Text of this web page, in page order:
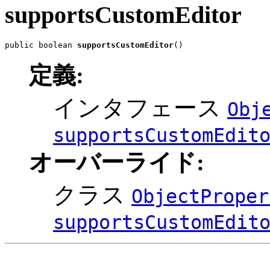
supportsCustomEditor
public boolean supportsCustomEditor()
定義:
インタフェース
オーバーライド:
クラス